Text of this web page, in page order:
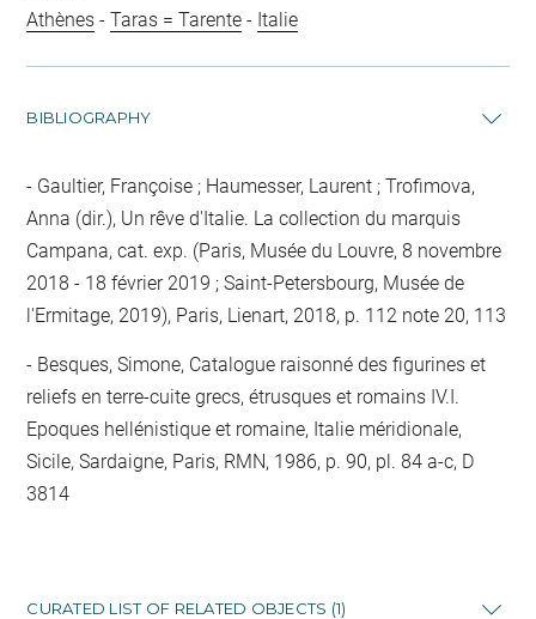
Athènes -Taras = Tarente - Italie
BIBLIOGRAPHY
Gaultier, Françoise ; Haumesser, Laurent ; Trofimova,
Anna (dir.), Un rêve d'Italie. La collection du marquis
Campana, cat. exp. (Paris, Musée du Louvre, 8 novembre
2018 - 18 février 2019 ; Saint-Petersbourg, Musée de
l'Ermitage, 2019), Paris, Lienart, 2018, p. 112 note 20, 113
Besques, Simone, Catalogue raisonné des figurines et
reliefs en terre-cuite grecs, étrusques et romains IV.I.
Epoques hellénistique et romaine, Italie méridionale,
Sicile, Sardaigne, Paris, RMN, 1986, p. 90, pl. 84 a-c, D
3814
CURATED LIST OF RELATED OBJECTS (1)